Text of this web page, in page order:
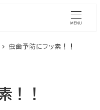
MENU
虫歯予防にフッ素！！
！！